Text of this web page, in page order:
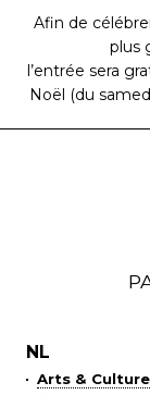
Afin de
plus
l’entrée sera
Noël (du
NL
Arts & Culture